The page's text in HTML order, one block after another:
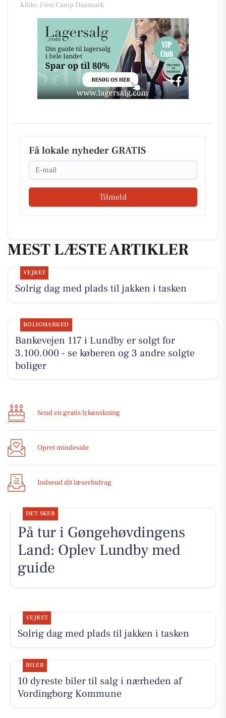
Kilde: First Camp Danmark
Få lokale nyheder GRATIS
Email
Tilmeld
MEST LÆSTE ARTIKLER
VEJRET
Solrig dag med plads til jakken i tasken
BOLIGMARKED
Bankevejen 117 i Lundby er solgt for
3.100.000 - se køberen og 3 andre solgte
boliger
Send en gratis lykønskning
Opret mindeside
Indsend dit læserbidrag
DET SKER
På tur i Gøngehøvdingens
Land: Oplev Lundby med
guide
VEJRET
Solrig dag med plads til jakken i tasken
BILER
10 dyreste biler til salg i nærheden af
Vordingborg Kommune